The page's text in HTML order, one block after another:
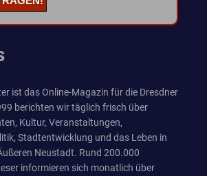
ist das Online-Magazin für die Dresdner
berichten wir täglich frisch über
Kultur, Veranstaltungen,
Stadtentwicklung und das Leben in
Neustadt. Rund 200.000
informieren sich monatlich über